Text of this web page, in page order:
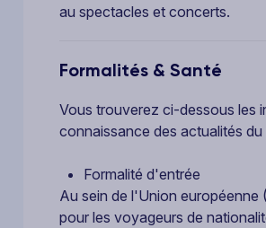
au spectacles et concerts.
Formalités & Santé
Vous trouverez ci-dessous les
connaissance des actualités
Formalité d'entrée
Au sein de l'Union
pour les voyageurs de